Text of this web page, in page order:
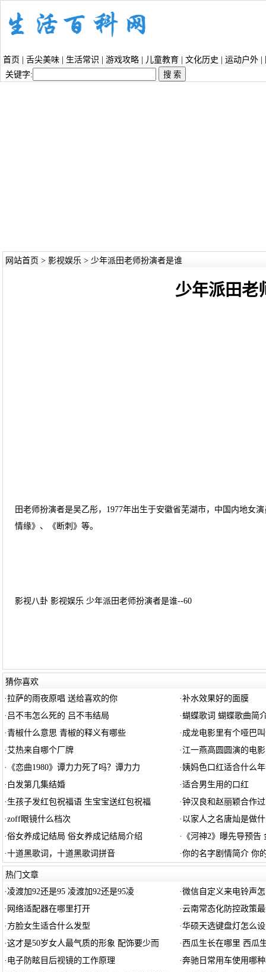
首页 舌尖美味 生活常识 游戏攻略 儿童教育 文化历史 运动户外
关键字:
网站首页 > 影视娱乐 > 少年派田老师扮演者是谁
少年派田老
田老师扮演者是吴乙彤，1977年出生于安徽省芜湖市，中国内地女
情缘》、《断刺》等。
影视八卦 影视娱乐 少年派田老师扮演者是谁--60
猜你喜欢
·拉萨的雨夜原唱 送给喜欢的你 ·补水效果好的面膜
· 吕不韦怎么死的 吕不韦结局 ·蝴蝶歌词 蝴蝶歌曲简
·青椒什么意思 青椒的释义有哪些 · 成龙电影里有个哑巴
·艾热来自哪个厂牌 ·江一燕高圆圆演的电
· 《恋曲1980》谭力力死了吗？谭力力 ·姨妈色口红适合什么
· 白发第几集结婚 ·适合男生用的口红
· 生孩子发红包祝福语 生宝宝送红包祝福 ·钟汉良和赵丽颖合作
·zoff眼镜什么档次 · 以家人之名唐灿是做
·俗女养成记结局 俗女养成记结局介绍 · 《河神2》曝先导预告
·十道黑歌词，十道黑歌词拼音 ·你的名字剧情简介 你
热门文章
· 凌渡加92还是95 凌渡加92还是95凌 ·微信自定义来电铃声
· 网络适配器在哪里打开 ·云南常态化防控政策
· 方脸女生适合什么发型 ·华硕天选键盘灯怎么
·这才是50岁女人最气质的形象 配饰要少而 · 西瓜生长在哪里 西瓜
· 电子防眩目后视镜的工作原理 ·奔驰日常用车使用哪